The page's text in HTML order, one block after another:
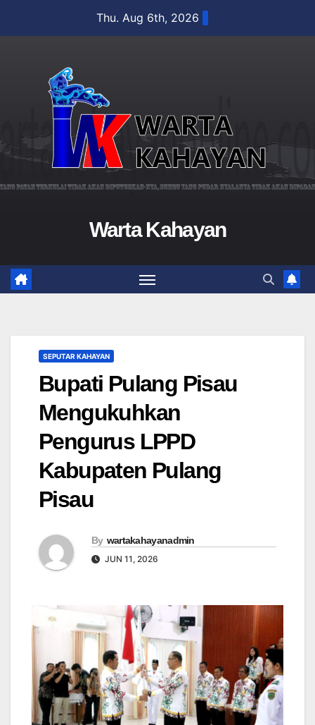
Thu. Aug 6th, 2026
Warta Kahayan
SEPUTAR KAHAYAN
Bupati Pulang Pisau
Mengukuhkan
Pengurus LPPD
Kabupaten Pulang
Pisau
By wartakahayanadmin
JUN 11, 2026